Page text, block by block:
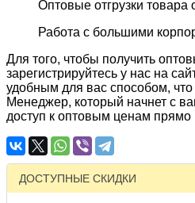
Оптовые отгрузки товара
Работа с большими
Для того, чтобы получить
зарегистрируйтесь у нас на
удобным для вас способом,
Менеджер, который начнет с
доступ к оптовым ценам прямо
ДОСТУПНЫЕ СКИДКИ